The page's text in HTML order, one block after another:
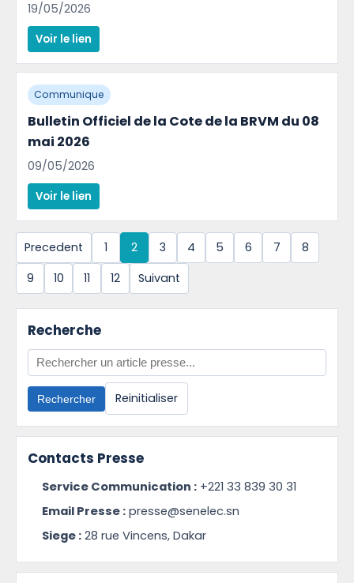
19/05/2026
Voir le lien
Communique
Bulletin Officiel de la Cote de la BRVM du 08
mai 2026
09/05/2026
Voir le lien
Precedent 1 2 3 4 5 6 7
8
9
10 11 12 Suivant
Recherche
Rechercher Reinitialiser
Contacts Presse
Service Communication : +221 33 839 30 31
Email Presse : presse@senelec.sn
Siege : 28 rue Vincens, Dakar